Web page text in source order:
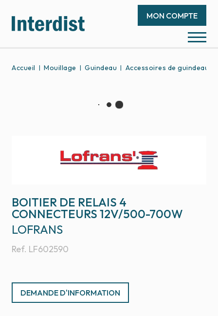
MON COMPTE
Accueil Mouillage Guindeau Accessoires de guindeau
BOITIER DE RELAIS 4
CONNECTEURS 12V/500-700W
Ref. LF602590
LOFRANS
DEMANDE D'INFORMATION